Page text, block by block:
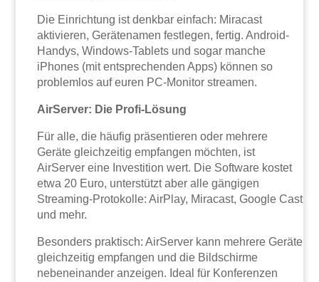
Die Einrichtung ist denkbar einfach: Miracast
aktivieren, Gerätenamen festlegen, fertig. Android-
Handys, Windows-Tablets und sogar manche
iPhones (mit entsprechenden Apps) können so
problemlos auf euren PC-Monitor streamen.
AirServer: Die Profi-Lösung
Für alle, die häufig präsentieren oder mehrere
Geräte gleichzeitig empfangen möchten, ist
AirServer eine Investition wert. Die Software kostet
etwa 20 Euro, unterstützt aber alle gängigen
Streaming-Protokolle: AirPlay, Miracast, Google Cast
und mehr.
Besonders praktisch: AirServer kann mehrere Geräte
gleichzeitig empfangen und die Bildschirme
nebeneinander anzeigen. Ideal für Konferenzen